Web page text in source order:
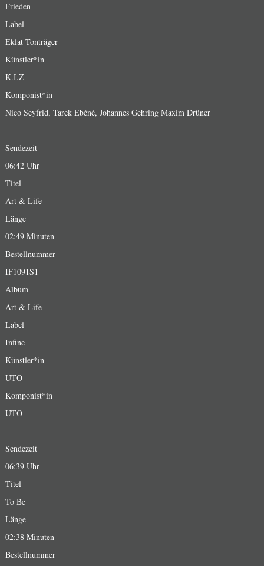
Frieden
Label
Eklat Tonträger
Künstler*in
K.I.Z
Komponist*in
Nico Seyfrid, Tarek Ebéné, Johannes Gehring Maxim Drüner
Sendezeit
06:42 Uhr
Titel
Art & Life
Länge
02:49 Minuten
Bestellnummer
IF1091S1
Album
Art & Life
Label
Infine
Künstler*in
UTO
Komponist*in
UTO
Sendezeit
06:39 Uhr
Titel
To Be
Länge
02:38 Minuten
Bestellnummer